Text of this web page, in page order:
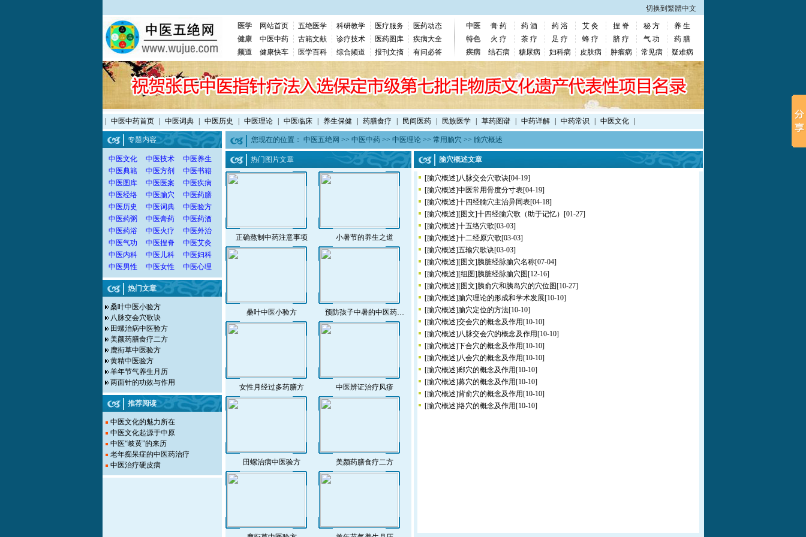
切换到繁體中文
医学 网站首页 五绝医学 科研教学 医疗服务
医药动态
健康
中医中药 古籍文献 诊疗技术 医药图库
疾病大全
频道
健康快车 医学百科 综合频道 报刊文摘 有问必答
中医 膏 药 药 酒 药 浴 艾 灸 捏 脊 秘 方
养 生
特色
火 疗 茶 疗 足 疗 蜂 疗 脐 疗 气 功
药 膳
疾病
结石病 糖尿病 妇科病 皮肤病 肿瘤病 常见病 疑难病
中医中药首页 中医词典 中医历史 中医理论 中医临床 养生保健 药膳食疗 民间医药 民族医学 草药图谱 中药详解 中药常识 中医文化
专题内容
中医文化 中医技术
中医养生
中医典籍
中医方剂
中医书籍
中医图库
中医医案
中医疾病
中医经络
中医腧穴
中医药膳
中医历史
中医词典
中医验方
中医药粥
中医膏药
中医药酒
中医药浴
中医火疗
中医外治
中医气功
中医捏脊
中医艾灸
中医内科
中医儿科
中医妇科
中医男性
中医女性 中医心理
热门文章
桑叶中医小验方
八脉交会穴歌诀
田螺治病中医验方
美颜药膳食疗二方
鹿衔草中医验方
黄精中医验方
羊年节气养生月历
两面针的功效与作用
推荐阅读
中医文化的魅力所在
中医文化起源于中原
中医“岐黄”的来历
老年痴呆症的中医药治疗
中医治疗硬皮病
您现在的位置： 中医五绝网 >> 中医中药>> 中医理论>> 常用腧穴 >> 腧穴概述
热门图片文章
正确熬制中药注意事项 小暑节的养生之道
桑叶中医小验方 预防孩子中暑的中医药…
女性月经过多药膳方 中医辨证治疗风疹
田螺治病中医验方 美颜药膳食疗二方
腧穴概述文章
[腧穴概述]八脉交会穴歌诀[04-19]
[腧穴概述]中医常用骨度分寸表[04-19]
[腧穴概述]十四经腧穴主治异同表[04-18]
[腧穴概述][图文]十四经腧穴歌（助于记忆） [01-27]
[腧穴概述]十五络穴歌[03-03]
[腧穴概述]十二经原穴歌[03-03]
[腧穴概述]五输穴歌诀[03-03]
[腧穴概述][图文]胰脏经脉腧穴名称[07-04]
[腧穴概述][组图]胰脏经脉腧穴图 [12-16]
[腧穴概述][图文]胰俞穴和胰岛穴的穴位图 [10-27]
[腧穴概述] 腧穴理论的形成和学术发展[10-10]
[腧穴概述] 腧穴定位的方法[10-10]
[腧穴概述]交会穴的概念及作用 [10-10]
[腧穴概述]八脉交会穴的概念及作用 [10-10]
[腧穴概述]下合穴的概念及作用 [10-10]
[腧穴概述]八会穴的概念及作用 [10-10]
[腧穴概述]郄穴的概念及作用 [10-10]
[腧穴概述]募穴的概念及作用 [10-10]
[腧穴概述]背俞穴的概念及作用 [10-10]
[腧穴概述]络穴的概念及作用 [10-10]